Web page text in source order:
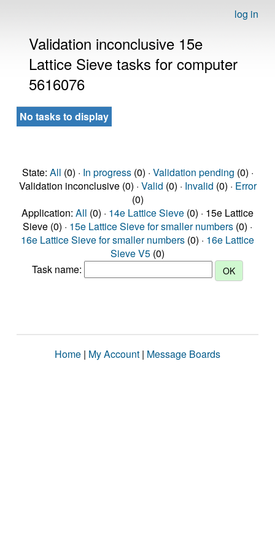
log in
Validation inconclusive 15e
Lattice Sieve tasks for computer
5616076
No tasks to display
State: All (0) · In progress(0) · Validation pending (0) ·
Validation inconclusive (0) · Valid (0) · Invalid (0) · Error
(0)
Application: All (0) · 14e Lattice Sieve (0) · 15e Lattice
Sieve (0) · 15e Lattice Sieve for smaller numbers (0) ·
16e Lattice Sieve for smaller numbers (0) · 16e Lattice
Sieve V5 (0)
Task name:
Home | My Account | Message Boards